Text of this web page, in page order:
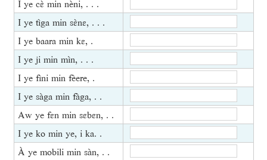
I ye cɛ̀ min nèni, . . .
I ye tìga min sɛ̀nɛ, . . .
I ye baara min kɛ, .
I ye ji min mìn, . . .
I ye fìni min fèere, .
I ye sàga min fàga, . .
Aw ye fɛn min sɛbɛn, . .
I ye ko min ye, i ka. .
À ye mobili min sàn, . .